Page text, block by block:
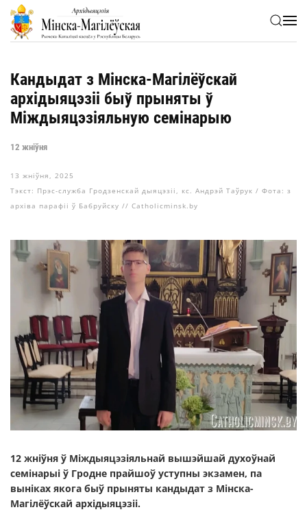
Skip to main content
Кандыдат з Мінска-Магілёўскай
архідыяцэзіі быў прыняты ў
Міждыяцэзіяльную семінарыю
12 жніўня
13 жніўня, 2025
Тэкст: Прэс-служба Гродзенскай дыяцэзіі, кс. Андрэй Таўрук / Фота: з
архіва парафіі ў Бабруйску // Catholicminsk.by
12 жніўня ў Міждыяцэзіяльнай вышэйшай духоўнай
семінарыі ў Гродне прайшоў уступны экзамен, па
выніках якога быў прыняты кандыдат з Мінска-
Магілёўскай архідыяцэзіі.